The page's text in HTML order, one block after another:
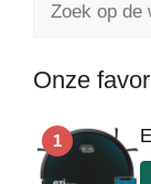
Onze
1